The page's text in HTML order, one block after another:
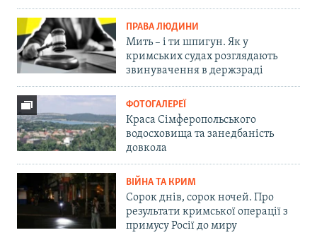
ПРАВА ЛЮДИНИ
Мить – і ти шпигун. Як у
кримських судах розглядають
звинувачення в держзраді
ФОТОГАЛЕРЕЇ
Краса Сімферопольського
водосховища та занедбаність
довкола
ВІЙНА ТА КРИМ
Сорок днів, сорок ночей. Про
результати кримської операції з
примусу Росії до миру